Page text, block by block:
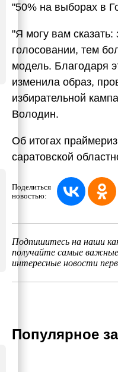
"50% на выборах в
"Я могу вам
голосовании, тем
модель. Благодаря
изменила образ,
избирательной
Володин.
Об итогах
саратовской
Поделиться
новостью:
Подпишитесь на наши
получайте самые
интересные новости
Популярное